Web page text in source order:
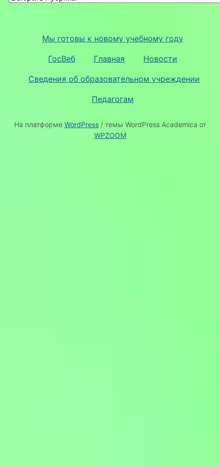
Мы готовы к новому учебному году
ГосВеб Главная Новости
Сведения об образовательном учреждении
Педагогам
На платформе WordPress/ темы WordPress Academica от
WPZOOM